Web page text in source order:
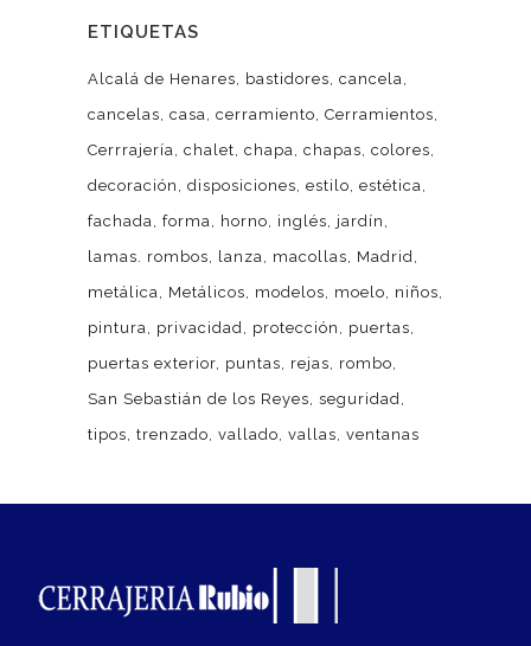
ETIQUETAS
Alcalá de Henares bastidores cancela
cancelas casa cerramiento Cerramientos
Cerrrajería chalet chapa chapas colores
decoración
disposiciones estilo estética
fachada forma horno inglés
jardín
lamas. rombos
lanza macollas
Madrid
metálica
Metálicos modelos moelo
niños
pintura
privacidad protección
puertas
puertas exterior puntas rejas
rombo
San Sebastián de los Reyes seguridad
tipos trenzado vallado vallas ventanas